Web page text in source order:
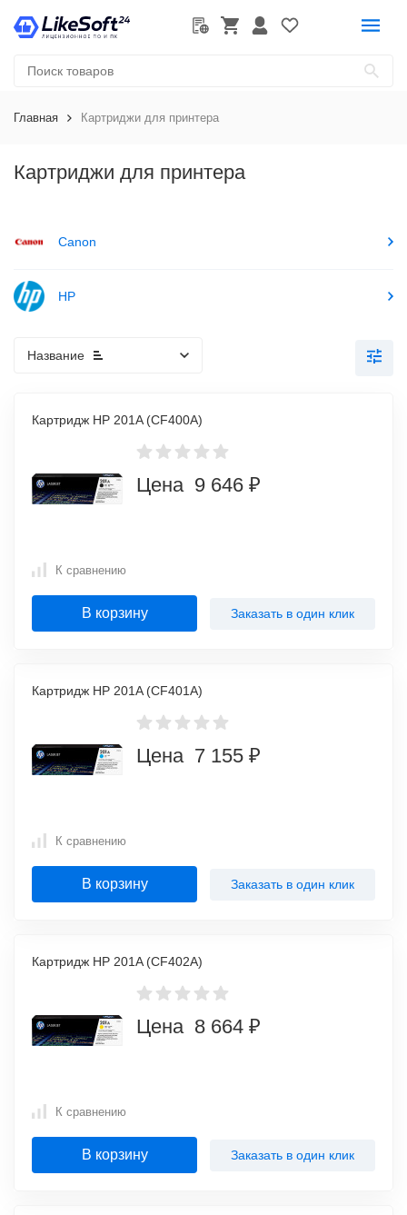
Главная Картриджи для принтера
Картриджи для принтера
Canon
HP
Название
Картридж HP 201A (CF400A)
Цена 9 646 ₽
К сравнению
В корзину Заказать в один клик
Картридж HP 201A (CF401A)
Цена 7 155 ₽
К сравнению
В корзину Заказать в один клик
Картридж HP 201A (CF402A)
Цена 8 664 ₽
К сравнению
В корзину Заказать в один клик